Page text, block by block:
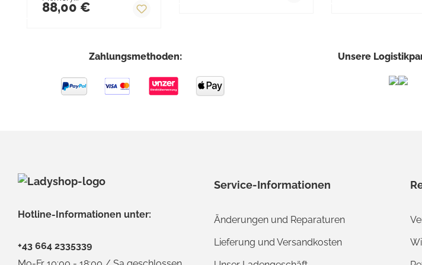
88,00 €
Zahlungsmethoden: Unsere
Hotline-Informationen unter:
+43 664 2335339
Service-Informationen
Änderungen und Reparaturen
Lieferung und Versandkosten